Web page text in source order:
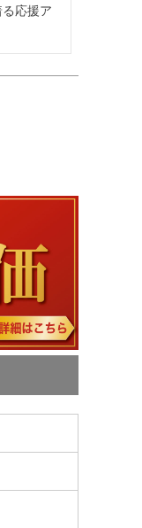
応援ア